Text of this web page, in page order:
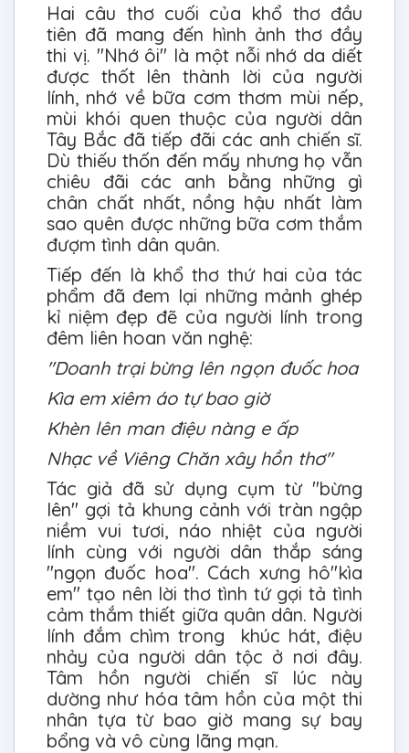
Hai câu thơ cuối của khổ thơ đầu
tiên đã mang đến hình ảnh thơ đầy
thi vị. "Nhớ ôi" là một nỗi nhớ da diết
được thốt lên thành lời của người
lính, nhớ về bữa cơm thơm mùi nếp,
mùi khói quen thuộc của người dân
Tây Bắc đã tiếp đãi các anh chiến sĩ.
Dù thiếu thốn đến mấy nhưng họ vẫn
chiêu đãi các anh bằng những gì
chân chất nhất, nồng hậu nhất làm
sao quên được những bữa cơm thắm
đượm tình dân quân.
Tiếp đến là khổ thơ thứ hai của tác
phẩm đã đem lại những mảnh ghép
kỉ niệm đẹp đẽ của người lính trong
đêm liên hoan văn nghệ:
"Doanh trại bừng lên ngọn đuốc hoa
Kìa em xiêm áo tự bao giờ
Khèn lên man điệu nàng e ấp
Nhạc về Viêng Chăn xây hồn thơ"
Tác giả đã sử dụng cụm từ "bừng
lên" gợi tả khung cảnh với tràn ngập
niềm vui tươi, náo nhiệt của người
lính cùng với người dân thắp sáng
"ngọn đuốc hoa". Cách xưng hô"kìa
em" tạo nên lời thơ tình tứ gợi tả tình
cảm thắm thiết giữa quân dân. Người
lính đắm chìm trong khúc hát, điệu
nhảy của người dân tộc ở nơi đây.
Tâm hồn người chiến sĩ lúc này
dường như hóa tâm hồn của một thi
nhân tựa từ bao giờ mang sự bay
bổng và vô cùng lãng mạn.